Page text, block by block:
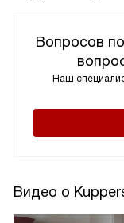
Вопросов
Наш
Видео о